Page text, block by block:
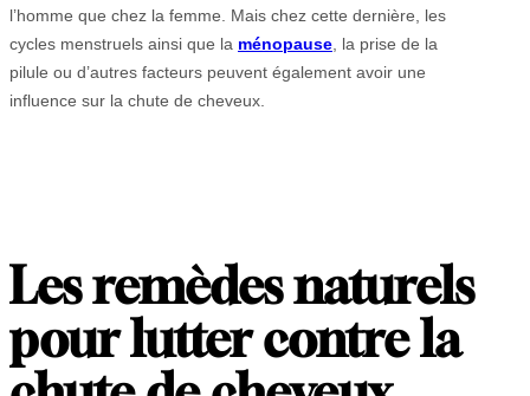
l’homme que chez la femme. Mais chez cette dernière, les
cycles menstruels ainsi que la ménopause, la prise de la
pilule ou d’autres facteurs peuvent également avoir une
influence sur la chute de cheveux.
Les remèdes naturels
pour lutter contre la